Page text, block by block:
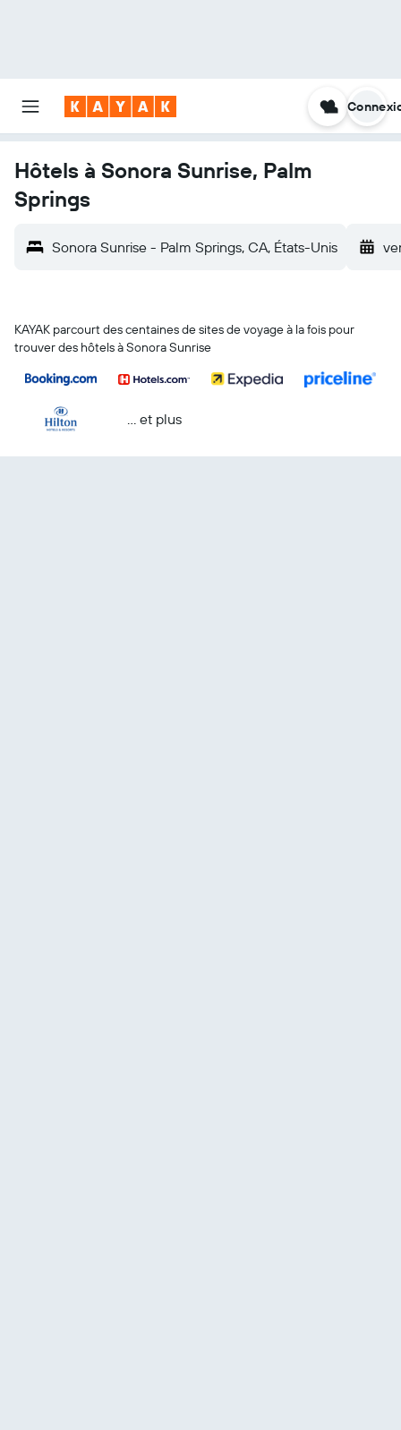
Hôtels à Sonora Sunrise, Palm
Springs
Sonora Sunrise - Palm Springs, CA, États-Unis
KAYAK parcourt des centaines de sites de voyage à la fois pour
trouver des hôtels à Sonora Sunrise
… et plus